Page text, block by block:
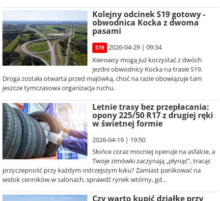
Kolejny odcinek S19 gotowy -
obwodnica Kocka z dwoma
pasami
S19
2026-04-29 | 09:34
Kierowcy mogą już korzystać z dwóch
jezdni obwodnicy Kocka na trasie S19.
Droga została otwarta przed majówką, choć na razie obowiązuje tam
jeszcze tymczasowa organizacja ruchu.
Letnie trasy bez przepłacania:
opony 225/50 R17 z drugiej ręki
w świetnej formie
2026-04-19 | 19:50
Słońce coraz mocniej operuje na asfalcie, a
Twoje zimówki zaczynają „płynąć”, tracąc
przyczepność przy każdym ostrzejszym łuku? Zamiast panikować na
widok cenników w salonach, sprawdź rynek wtórny, gd...
Czy warto kupić działkę przy